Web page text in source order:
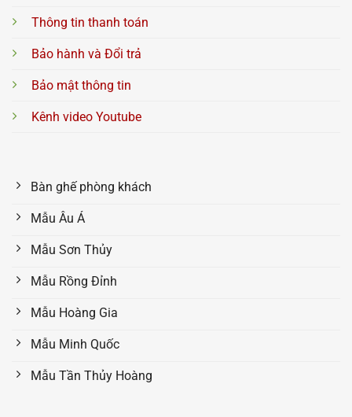
Thông tin thanh toán
Bảo hành và Đổi trả
Bảo mật thông tin
Kênh video Youtube
Bàn ghế phòng khách
Mẫu Âu Á
Mẫu Sơn Thủy
Mẫu Rồng Đỉnh
Mẫu Hoàng Gia
Mẫu Minh Quốc
Mẫu Tần Thủy Hoàng